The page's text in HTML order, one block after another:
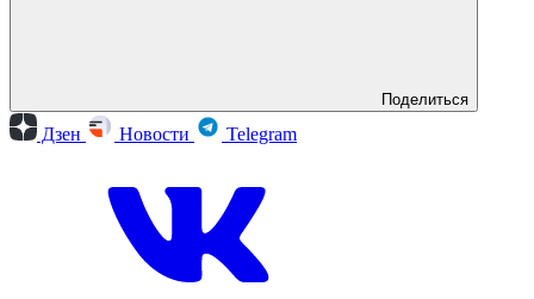
Поделиться
Дзен Новости Telegram